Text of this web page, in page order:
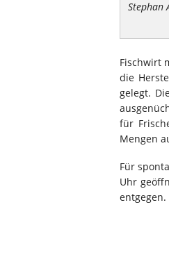
Stephan
Fischwirt
die
gelegt.
für
Mengen
Für
Uhr
entgegen.